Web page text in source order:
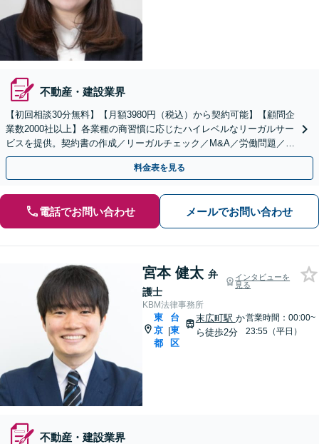
不動産・建設業界
【初回相談30分無料】【月額3980円（税込）から契約可能】【顧問企
業数2000社以上】各業種の商習慣に応じたハイレベルなリーガルサー
ビスを提供。契約書の作成／リーガルチェック／M&A／労働問題／知
的財産等、お任せください【他士業連携可能】
料金表を見る
電話でお問い合わせ メールでお問い合わせ
宮本 健太 弁
護士
インタビューを
見る
KBM法律事務所
東
京
都
|
台
東
区
末広町駅 か
ら徒歩2分
営業時間：00:00~
23:55（平日）
不動産・建設業界